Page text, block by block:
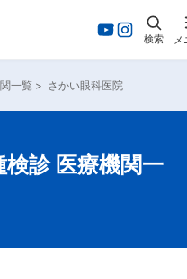
検索 メ
一覧 > さかい眼科医院
診 医療機関一